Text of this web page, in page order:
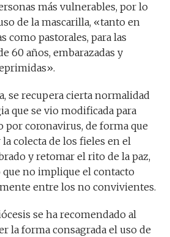
más vulnerables, por lo
de la mascarilla, «tanto en
como pastorales, para las
60 años, embarazadas y
se recupera cierta normalidad
que se vio modificada para
por coronavirus, de forma que
colecta de los fieles en el
y retomar el rito de la paz,
no implique el contacto
entre los no convivientes.
se ha recomendado al
la forma consagrada el uso de